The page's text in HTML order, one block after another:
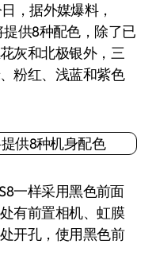
，据外媒爆料，
提供8种配色，除了已
灰和北极银外，三
粉红、浅蓝和紫色
一样采用黑色前面
有前置相机、虹膜
开孔，使用黑色前